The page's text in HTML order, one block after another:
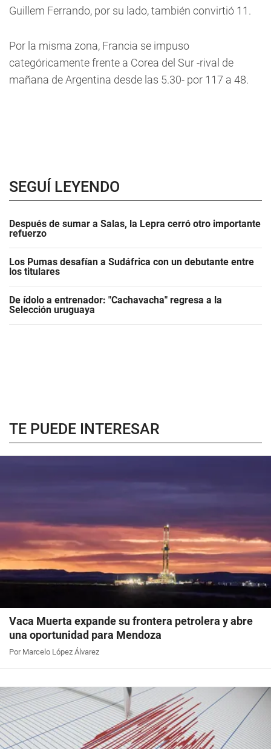
Guillem Ferrando, por su lado, también convirtió 11.
Por la misma zona, Francia se impuso
categóricamente frente a Corea del Sur -rival de
mañana de Argentina desde las 5.30- por 117 a 48.
SEGUÍ LEYENDO
Después de sumar a Salas, la Lepra cerró otro importante
refuerzo
Los Pumas desafían a Sudáfrica con un debutante entre
los titulares
De ídolo a entrenador: "Cachavacha" regresa a la
Selección uruguaya
TE PUEDE INTERESAR
Vaca Muerta expande su frontera petrolera y abre
una oportunidad para Mendoza
Por Marcelo López Álvarez